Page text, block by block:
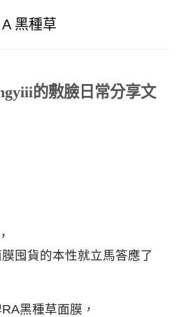
A 黑種草
的敷臉日常分享文
囤貨的本性就立馬答應了
黑種草面膜，